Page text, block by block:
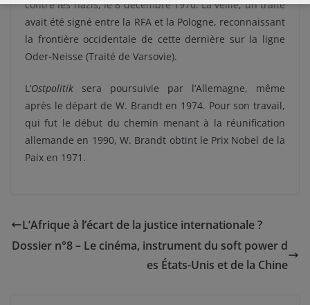
contre les nazis, le 8 décembre 1970. La veille, un traité
avait été signé entre la RFA et la Pologne, reconnaissant
la frontière occidentale de cette dernière sur la ligne
Oder-Neisse (Traité de Varsovie).
L’Ostpolitik sera poursuivie par l’Allemagne, même
après le départ de W. Brandt en 1974. Pour son travail,
qui fut le début du chemin menant à la réunification
allemande en 1990, W. Brandt obtint le Prix Nobel de la
Paix en 1971.
L’Afrique à l’écart de la justice internationale ?
Dossier n°8 – Le cinéma, instrument du soft power d
es États-Unis et de la Chine